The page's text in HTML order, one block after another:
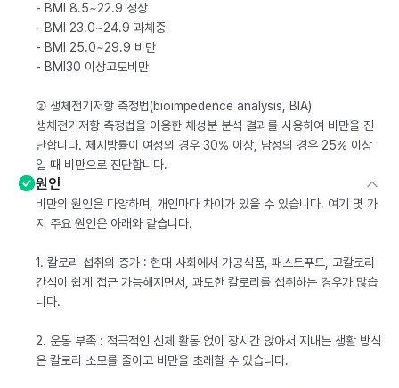
- BMI 8.5~22.9 정상
- BMI 23.0~24.9 과체중
- BMI 25.0~29.9 비만
- BMI30 이상고도비만
② 생체전기저항 측정법(bioimpedence analysis, BIA)
생체전기저항 측정법을 이용한 체성분 분석 결과를 사용하여 비만을 진
단합니다. 체지방률이 여성의 경우 30% 이상, 남성의 경우 25% 이상
일 때 비만으로 진단합니다.
원인
비만의 원인은 다양하며, 개인마다 차이가 있을 수 있습니다. 여기 몇 가
지 주요 원인은 아래와 같습니다.
1. 칼로리 섭취의 증가 : 현대 사회에서 가공식품, 패스트푸드, 고칼로리
간식이 쉽게 접근 가능해지면서, 과도한 칼로리를 섭취하는 경우가 많습
니다.
2. 운동 부족 : 적극적인 신체 활동 없이 장시간 앉아서 지내는 생활 방식
은 칼로리 소모를 줄이고 비만을 초래할 수 있습니다.